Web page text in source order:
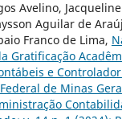
Avelino,
Aguilar de
Franco de Lima,
Gratificação
e
de Minas